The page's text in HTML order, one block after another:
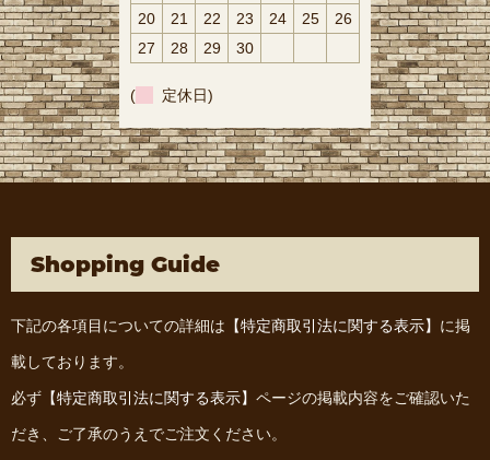
20 21 22 23 24 25
26
27
28 29 30
( 定休日)
Shopping Guide
下記の各項目についての詳細は 【特定商取引法に関する表示】 に掲
載しております。
必ず 【特定商取引法に関する表示】 ページの掲載内容をご確認いた
だき、ご了承のうえでご注文ください。